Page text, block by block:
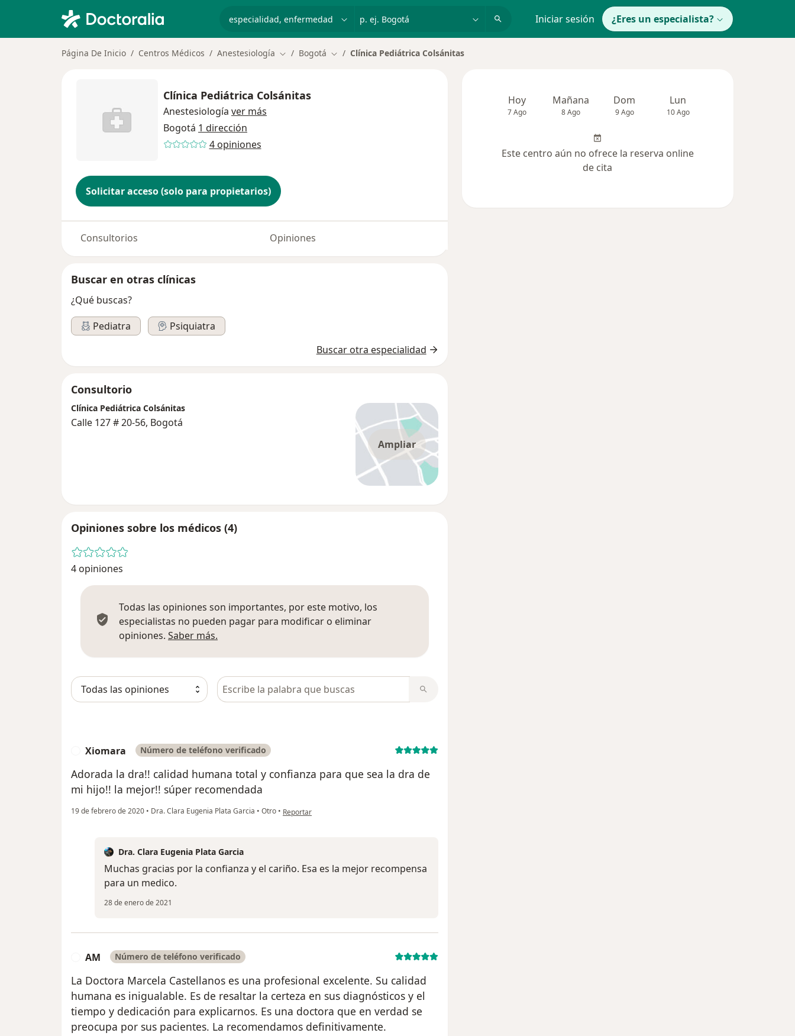
p. ej. Bogotá Iniciar sesión ¿Eres un especialista?
Página De Inicio Centros Médicos Anestesiología Cambiar de ciudad
Bogotá Cambiar de ciudad
Clínica Pediátrica Colsánitas
Clínica Pediátrica Colsánitas
Anestesiología ver más
Bogotá 1 dirección
4 opiniones
Solicitar acceso (solo para propietarios)
Consultorios Opiniones
Buscar en otras clínicas
¿Qué buscas?
Pediatra
Psiquiatra
Buscar otra especialidad
Consultorio
Ampliar
Clínica Pediátrica Colsánitas
Calle 127 # 20-56, Bogotá
Opiniones sobre los médicos (4)
4 opiniones
Todas las opiniones son importantes, por este motivo, los
especialistas no pueden pagar para modificar o eliminar
opiniones. Saber más.
Busca en opiniones
Xiomara Número de teléfono verificado
Adorada la dra!! calidad humana total y confianza para que sea la dra de
mi hijo!! la mejor!! súper recomendada
19 de febrero de 2020 • Dra. Clara Eugenia Plata Garcia • Otro • en opinión del usuario Xiomara
Reportar
Dra. Clara Eugenia Plata Garcia
Muchas gracias por la confianza y el cariño. Esa es la mejor recompensa
para un medico.
28 de enero de 2021
AM Número de teléfono verificado
La Doctora Marcela Castellanos es una profesional excelente. Su calidad
humana es inigualable. Es de resaltar la certeza en sus diagnósticos y el
tiempo y dedicación para explicarnos. Es una doctora que en verdad se
preocupa por sus pacientes. La recomendamos definitivamente.
Hoy
7 Ago
Mañana
8 Ago
Dom
9 Ago
Lun
10 Ago
Este centro aún no ofrece la reserva online
de cita